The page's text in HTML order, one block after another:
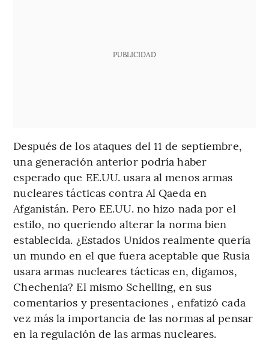
PUBLICIDAD
Después de los ataques del 11 de septiembre,
una generación anterior podría haber
esperado que EE.UU. usara al menos armas
nucleares tácticas contra Al Qaeda en
Afganistán. Pero EE.UU. no hizo nada por el
estilo, no queriendo alterar la norma bien
establecida. ¿Estados Unidos realmente quería
un mundo en el que fuera aceptable que Rusia
usara armas nucleares tácticas en, digamos,
Chechenia? El mismo Schelling, en sus
comentarios y presentaciones , enfatizó cada
vez más la importancia de las normas al pensar
en la regulación de las armas nucleares.